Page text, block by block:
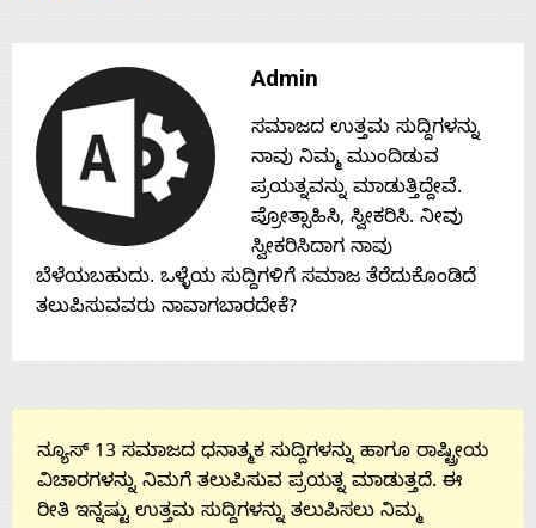
Us
Admin
ಸಮಾಜದ ಉತ್ತಮ ಸುದ್ದಿಗಳನ್ನು
ನಾವು ನಿಮ್ಮ ಮುಂದಿಡುವ
ಪ್ರಯತ್ನವನ್ನು ಮಾಡುತ್ತಿದ್ದೇವೆ.
ಪ್ರೋತ್ಸಾಹಿಸಿ, ಸ್ವೀಕರಿಸಿ. ನೀವು
ಸ್ವೀಕರಿಸಿದಾಗ ನಾವು
ಬೆಳೆಯಬಹುದು. ಒಳ್ಳೆಯ ಸುದ್ದಿಗಳಿಗೆ ಸಮಾಜ ತೆರೆದುಕೊಂಡಿದೆ
ತಲುಪಿಸುವವರು ನಾವಾಗಬಾರದೇಕೆ?
ನ್ಯೂಸ್ 13 ಸಮಾಜದ ಧನಾತ್ಮಕ ಸುದ್ದಿಗಳನ್ನು ಹಾಗೂ ರಾಷ್ಟ್ರೀಯ
ವಿಚಾರಗಳನ್ನು ನಿಮಗೆ ತಲುಪಿಸುವ ಪ್ರಯತ್ನ ಮಾಡುತ್ತದೆ. ಈ
ರೀತಿ ಇನ್ನಷ್ಟು ಉತ್ತಮ ಸುದ್ದಿಗಳನ್ನು ತಲುಪಿಸಲು ನಿಮ್ಮ